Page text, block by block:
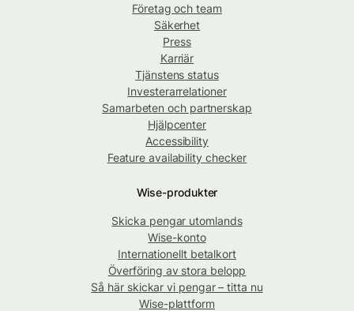
Företag och team
Säkerhet
Press
Karriär
Tjänstens status
Investerarrelationer
Samarbeten och partnerskap
Hjälpcenter
Accessibility
Feature availability checker
Wise-produkter
Skicka pengar utomlands
Wise-konto
Internationellt betalkort
Överföring av stora belopp
Så här skickar vi pengar – titta nu
Wise-plattform